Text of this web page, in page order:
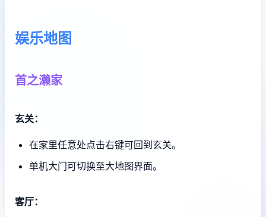
娱乐地图
首之濑家
玄关：
在家里任意处点击右键可回到玄关。
单机大门可切换至大地图界面。
客厅：